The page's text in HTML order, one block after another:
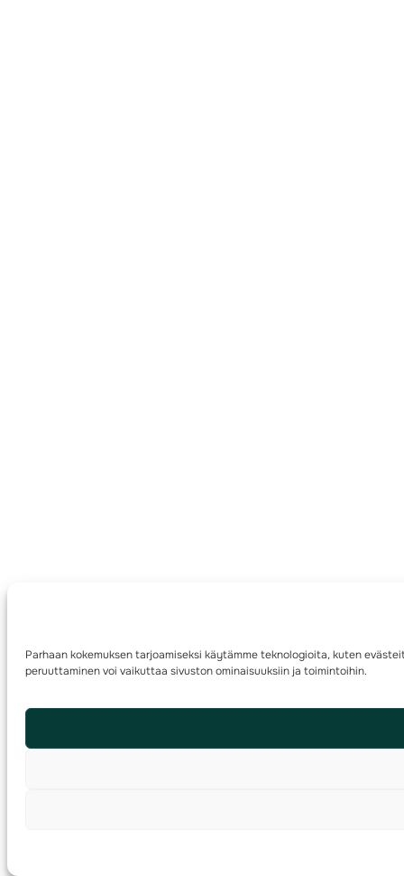
Parhaan kokemuksen tarjoamiseksi käytämme teknologioita, kuten
peruuttaminen voi vaikuttaa sivuston ominaisuuksiin ja toimintoihin.